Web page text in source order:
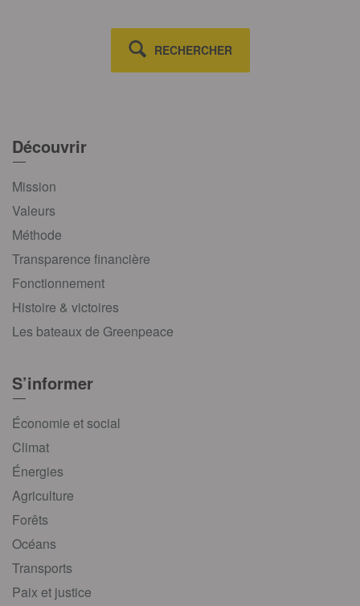
RECHERCHER
Découvrir
Mission
Valeurs
Méthode
Transparence financière
Fonctionnement
Histoire & victoires
Les bateaux de Greenpeace
S’informer
Économie et social
Climat
Énergies
Agriculture
Forêts
Océans
Transports
Paix et justice